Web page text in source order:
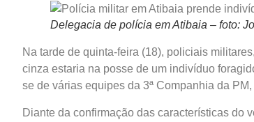
Delegacia de polícia em Atibaia – foto:
Na tarde de quinta-feira (18), policiais
cinza estaria na posse de um indivíduo
se de várias equipes da 3ª Companhia da
Diante da confirmação das características do